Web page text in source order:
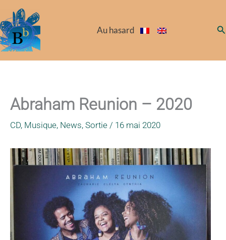
au
contenu
Au hasard
Abraham Reunion – 2020
CD, Musique, News, Sortie / 16 mai 2020